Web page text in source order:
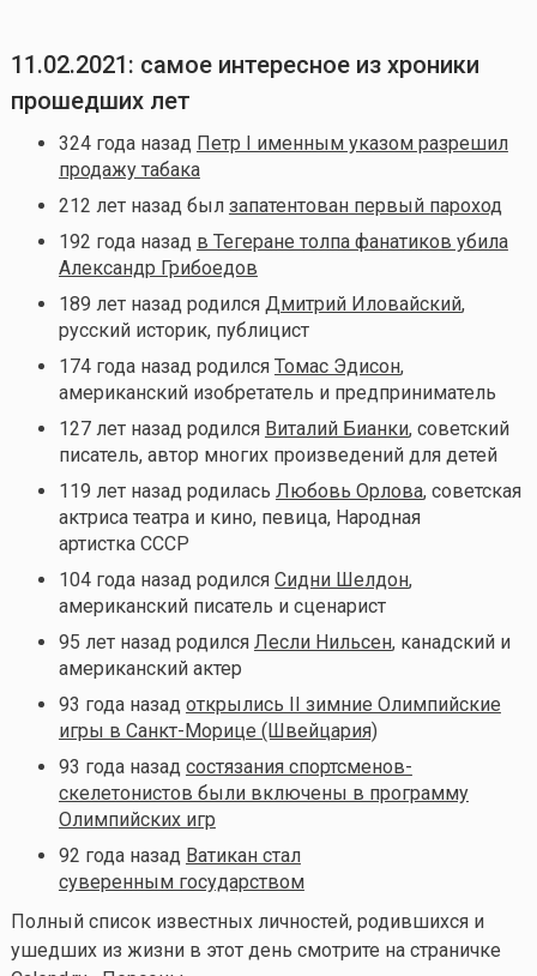
11.02.2021: самое интересное из хроники
прошедших лет
324 года назад Петр I именным указом разрешил
продажу табака
212 лет назад был запатентован первый пароход
192 года назад в Тегеране толпа фанатиков убила
Александр Грибоедов
189 лет назад родился Дмитрий Иловайский,
русский историк, публицист
174 года назад родился Томас Эдисон,
американский изобретатель и предприниматель
127 лет назад родился Виталий Бианки, советский
писатель, автор многих произведений для детей
119 лет назад родилась Любовь Орлова, советская
актриса театра и кино, певица, Народная
артистка СССР
104 года назад родился Сидни Шелдон,
американский писатель и сценарист
95 лет назад родился Лесли Нильсен, канадский и
американский актер
93 года назад открылись II зимние Олимпийские
игры в Санкт-Морице (Швейцария)
93 года назад состязания спортсменов-
скелетонистов были включены в программу
Олимпийских игр
92 года назад Ватикан стал
суверенным государством
Полный список известных личностей, родившихся и
ушедших из жизни в этот день смотрите на страничке